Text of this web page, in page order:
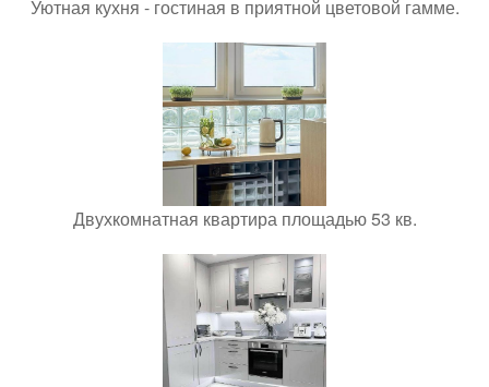
Уютная кухня - гостиная в приятной цветовой гамме.
Двухкомнатная квартира площадью 53 кв.